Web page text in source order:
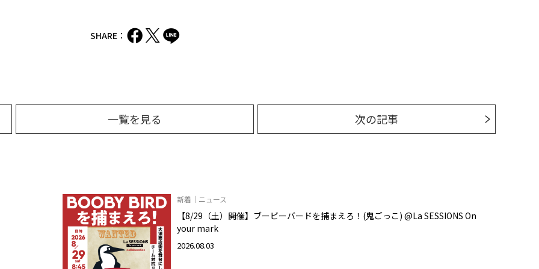
SHARE：
一覧を見る 次の記事
新着｜ニュース
【8/29（土）開催】ブービーバードを捕まえろ！(鬼ごっこ) @La SESSIONS On
your mark
2026.08.03